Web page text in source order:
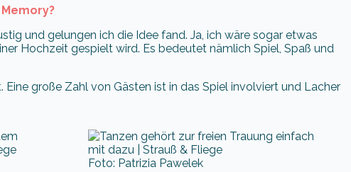
und gelungen ich die Idee fand. Ja, ich wäre sogar etwas
Hochzeit gespielt wird. Es bedeutet nämlich Spiel, Spaß und
große Zahl von Gästen ist in das Spiel involviert und Lacher
Foto: Patrizia Pawelek